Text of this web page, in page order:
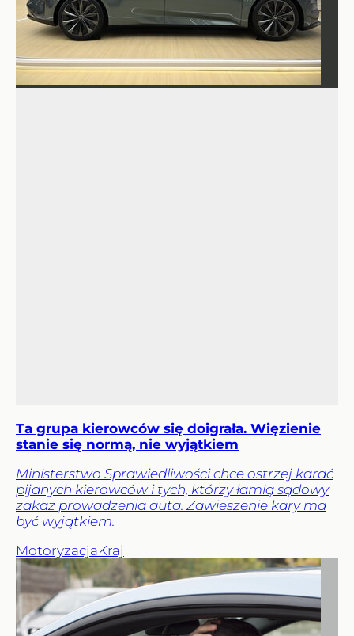
Ta grupa kierowców się doigrała. Więzienie
stanie się normą, nie wyjątkiem
Ministerstwo Sprawiedliwości chce ostrzej karać
pijanych kierowców i tych, którzy łamią sądowy
zakaz prowadzenia auta. Zawieszenie kary ma
być wyjątkiem.
MotoryzacjaKraj